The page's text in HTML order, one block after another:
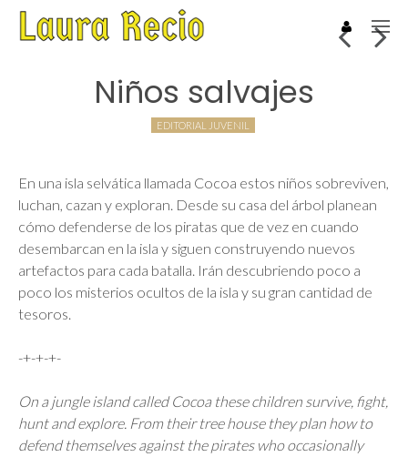
Niños salvajes
EDITORIAL JUVENIL
En una isla selvática llamada Cocoa estos niños sobreviven,
luchan, cazan y exploran. Desde su casa del árbol planean
cómo defenderse de los piratas que de vez en cuando
desembarcan en la isla y siguen construyendo nuevos
artefactos para cada batalla. Irán descubriendo poco a
poco los misterios ocultos de la isla y su gran cantidad de
tesoros.
-+-+-+-
On a jungle island called Cocoa these children survive, fight,
hunt and explore. From their tree house they plan how to
defend themselves against the pirates who occasionally